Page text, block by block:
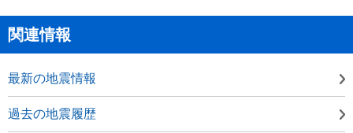
関連情報
最新の地震情報
過去の地震履歴